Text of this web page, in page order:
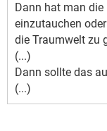
Dann hat man
einzutauchen
die Traumwelt zu
(...)
Dann sollte das
(...)